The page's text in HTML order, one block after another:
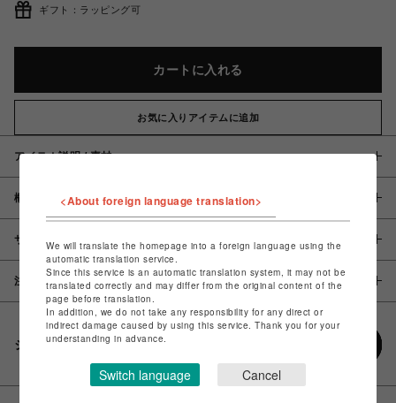
ギフト：ラッピング可
カートに入れる
お気に入りアイテムに追加
アイテム説明 / 素材
概要
サイズ
注意事項
シェアする
<About foreign language translation>
We will translate the homepage into a foreign language using the
automatic translation service.
Since this service is an automatic translation system, it may not be
translated correctly and may differ from the original content of the
page before translation.
In addition, we do not take any responsibility for any direct or
indirect damage caused by using this service. Thank you for your
understanding in advance.
Switch language Cancel